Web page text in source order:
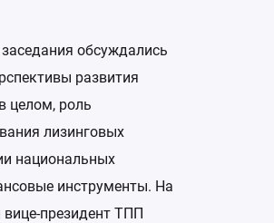
обсуждались
развития
целом, роль
лизинговых
национальных
инструменты. На
президент ТПП